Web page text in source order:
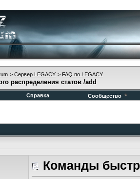
> Сервер LEGACY > FAQ по LEGACY
распределения статов /add
Справка Сообщество
Команды